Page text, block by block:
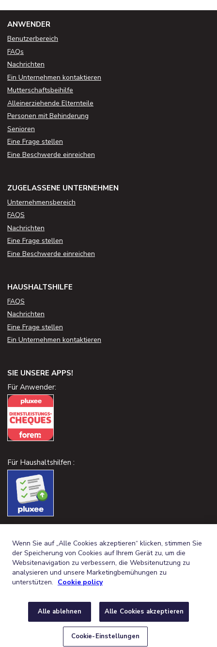
ANWENDER
Benutzerbereich
FAQs
Nachrichten
Ein Unternehmen kontaktieren
Mutterschaftsbeihilfe
Alleinerziehende Elternteile
Personen mit Behinderung
Senioren
Eine Frage stellen
Eine Beschwerde einreichen
ZUGELASSENE UNTERNEHMEN
Unternehmensbereich
FAQS
Nachrichten
Eine Frage stellen
Eine Beschwerde einreichen
HAUSHALTSHILFE
FAQS
Nachrichten
Eine Frage stellen
Ein Unternehmen kontaktieren
SIE UNSERE APPS!
Für Anwender:
Für Haushaltshilfen :
GERMAN (BELGIUM)
FRFRANÇAIS (BELGIQUE)
RECHTLICHE HINWEISE DATENSCHUTZ
Wenn Sie auf „Alle Cookies akzeptieren“ klicken, stimmen Sie
der Speicherung von Cookies auf Ihrem Gerät zu, um die
Websitenavigation zu verbessern, die Websitenutzung zu
analysieren und unsere Marketingbemühungen zu
unterstützen. Cookie policy
Alle ablehnen Alle Cookies akzeptieren
Cookie-Einstellungen